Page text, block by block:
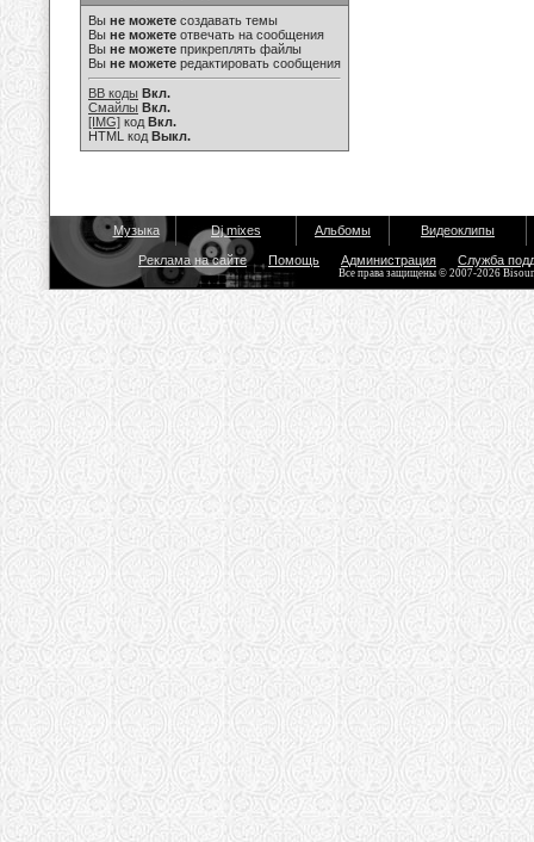
Вы не можете создавать темы
Вы не можете отвечать на сообщения
Вы не можете прикреплять файлы
Вы не можете редактировать сообщения
BB коды Вкл.
Смайлы Вкл.
[IMG] код Вкл.
HTML код Выкл.
Музыка Dj mixes Альбомы Видеоклипы
Реклама на сайте Помощь Администрация Служба
Все права защищены © 2007-2026